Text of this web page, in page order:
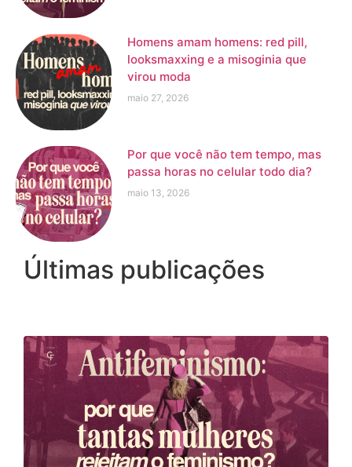
Homens amam homens: red pill,
looksmaxxing e a misoginia que
virou moda
maio 27, 2026
Por que você não tem tempo, mas
passa horas no celular todo dia?
maio 13, 2026
Últimas publicações